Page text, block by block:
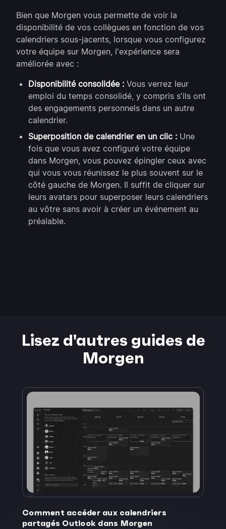
Bien que Morgen vous permette de voir la
disponibilité de vos collègues en fonction de vos
calendriers sous-jacents, lorsque vous configurez
votre équipe sur Morgen, l'expérience sera
améliorée avec :
Disponibilité consolidée : Vous verrez leur
emploi du temps consolidé, y compris s'ils ont
des engagements personnels dans un autre
calendrier.
Superposition de calendrier en un clic : Une
fois que vous avez configuré votre équipe
dans Morgen, vous pouvez épingler ceux avec
qui vous vous réunissez le plus souvent sur le
côté gauche de Morgen. Il suffit de cliquer sur
leurs avatars pour superposer leurs calendriers
au vôtre sans avoir à créer un événement au
préalable.
Lisez d'autres guides de
Morgen
Comment accéder aux calendriers
partagés Outlook dans Morgen